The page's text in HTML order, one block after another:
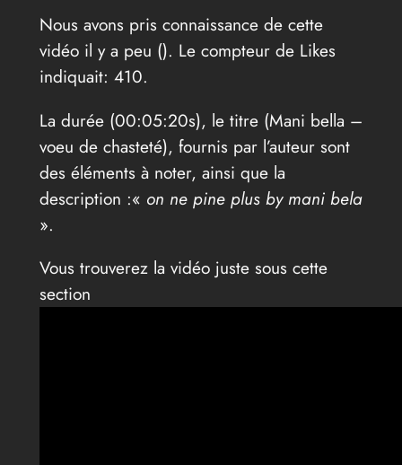
Nous avons pris connaissance de cette
vidéo il y a peu (). Le compteur de Likes
indiquait: 410.
La durée (00:05:20s), le titre (Mani bella –
voeu de chasteté), fournis par l’auteur sont
des éléments à noter, ainsi que la
description :« on ne pine plus by mani bela
».
Vous trouverez la vidéo juste sous cette
section